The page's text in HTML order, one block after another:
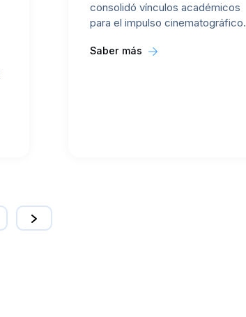
consolidó vínculos académicos
para el impulso cinematográfico.
Saber más